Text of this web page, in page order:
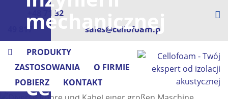
+48 71 32
49 817
sales@cellofoam.pl
PRODUKTY
ZASTOSOWANIA
O FIRMIE
POBIERZ
KONTAKT
mechanicznej
-
z
Cellofoam